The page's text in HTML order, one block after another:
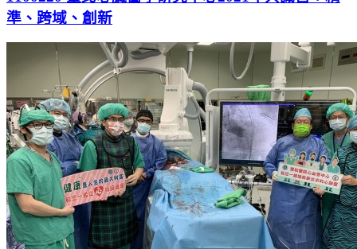
準、跨域、創新